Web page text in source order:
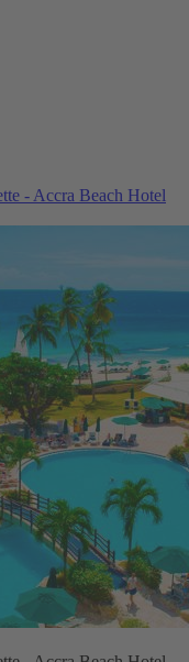
- Accra Beach Hotel